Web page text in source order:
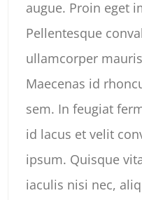
augue. Proin eget
Pellentesque
ullamcorper
Maecenas id
sem. In feugiat
id lacus et velit
ipsum. Quisque
iaculis nisi nec,